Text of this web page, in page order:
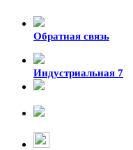
Обратная связь
Индустриальная 7